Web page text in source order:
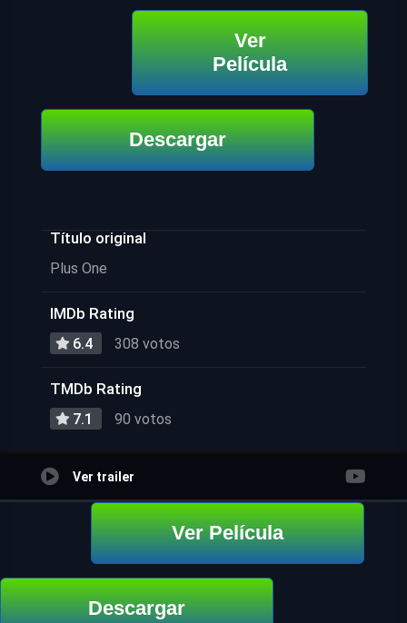
Ver
Película
Descargar
Título original
Plus One
IMDb Rating
6.4 308 votos
TMDb Rating
7.1 90 votos
Ver trailer
Ver Película
Descargar